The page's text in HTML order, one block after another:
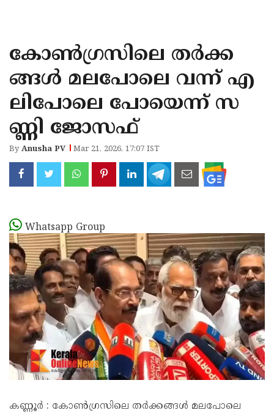
KANNUR
KASARAGOD
കോൺഗ്രസിലെ തർക്ക
ങ്ങൾ മലപോലെ വന്ന് എ
ലിപോലെ പോയെന്ന് സ
ണ്ണി ജോസഫ്
ByAnusha PV Mar 21, 2026, 17:07 IST
Whatsapp Group
കണ്ണൂർ : കോൺഗ്രസിലെ തർക്കങ്ങൾ മലപോലെ